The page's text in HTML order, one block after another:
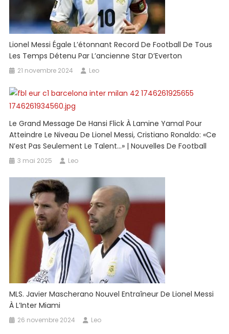
Lionel Messi Égale L’étonnant Record De Football De Tous
Les Temps Détenu Par L’ancienne Star D’Everton
21 novembre 2024 Leo
Le Grand Message De Hansi Flick À Lamine Yamal Pour
Atteindre Le Niveau De Lionel Messi, Cristiano Ronaldo: «Ce
N’est Pas Seulement Le Talent…» | Nouvelles De Football
3 mai 2025 Leo
MLS. Javier Mascherano Nouvel Entraîneur De Lionel Messi
À L’Inter Miami
26 novembre 2024 Leo